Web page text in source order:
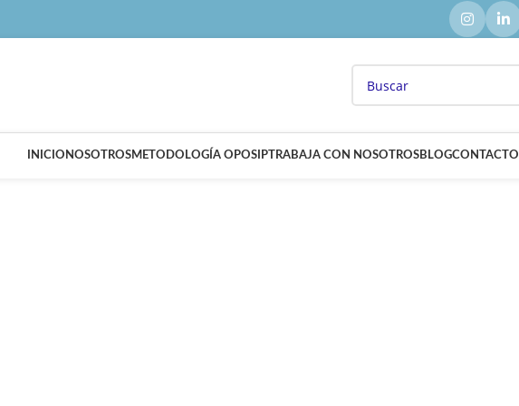
INICIO NOSOTROSMETODOLOGÍA OPOSIPTRABAJA CON NOSOTROSBLOGCONTACTO